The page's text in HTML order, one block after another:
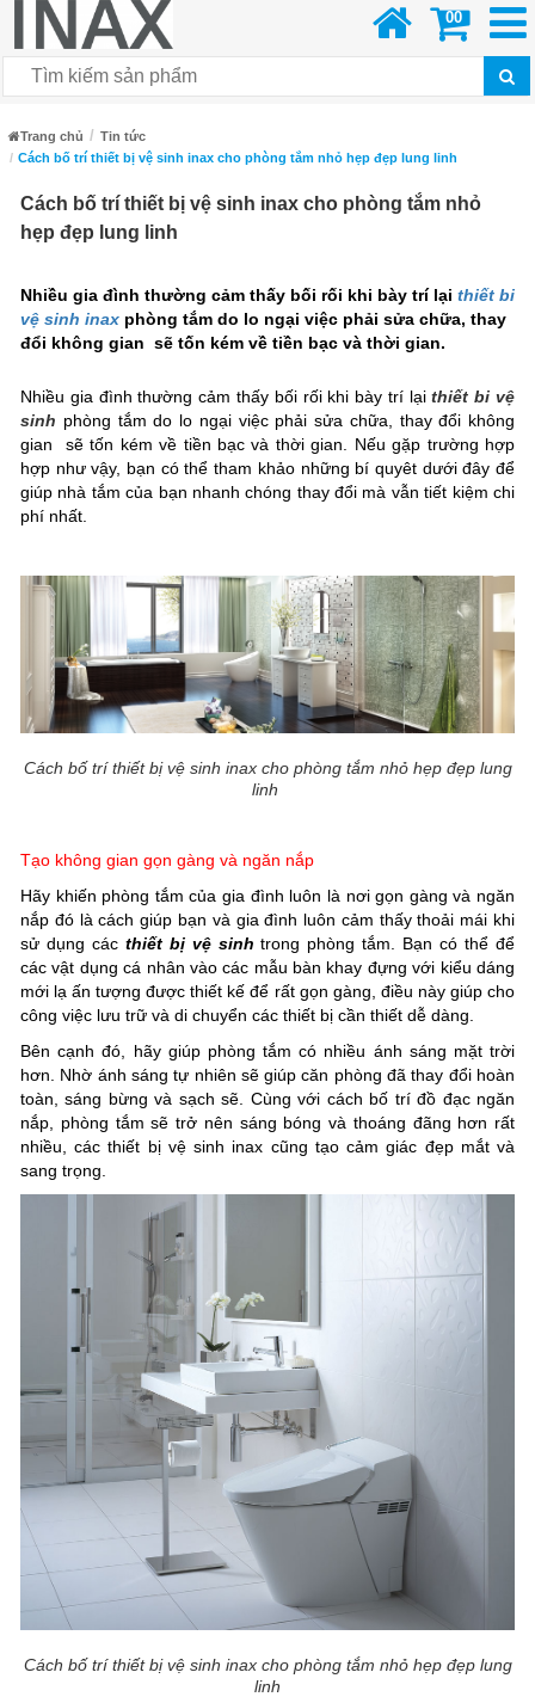
00
Trang chủ
Tin tức
Cách bố trí thiết bị vệ sinh inax cho phòng tắm nhỏ hẹp đẹp lung linh
Cách bố trí thiết bị vệ sinh inax cho phòng tắm nhỏ
hẹp đẹp lung linh
Nhiều gia đình thường cảm thấy bối rối khi bày trí lại thiết bi
vệ sinh inax phòng tắm do lo ngại việc phải sửa chữa, thay
đổi không gian sẽ tốn kém về tiền bạc và thời gian.
Nhiều gia đình thường cảm thấy bối rối khi bày trí lạithiết bi vệ
sinh phòng tắm do lo ngại việc phải sửa chữa, thay đổi không
gian sẽ tốn kém về tiền bạc và thời gian. Nếu gặp trường hợp
hợp như vậy, bạn có thể tham khảo những bí quyêt dưới đây để
giúp nhà tắm của bạn nhanh chóng thay đổi mà vẫn tiết kiệm chi
phí nhất.
Cách bố trí thiết bị vệ sinh inax cho phòng tắm nhỏ hẹp đẹp lung
linh
Tạo không gian gọn gàng và ngăn nắp
Hãy khiến phòng tắm của gia đình luôn là nơi gọn gàng và ngăn
nắp đó là cách giúp bạn và gia đình luôn cảm thấy thoải mái khi
sử dụng các thiết bị vệ sinh trong phòng tắm. Bạn có thể để
các vật dụng cá nhân vào các mẫu bàn khay đựng với kiểu dáng
mới lạ ấn tượng được thiết kế để rất gọn gàng, điều này giúp cho
công việc lưu trữ và di chuyển các thiết bị cần thiết dễ dàng.
Bên cạnh đó, hãy giúp phòng tắm có nhiều ánh sáng mặt trời
hơn. Nhờ ánh sáng tự nhiên sẽ giúp căn phòng đã thay đổi hoàn
toàn, sáng bừng và sạch sẽ. Cùng với cách bố trí đồ đạc ngăn
nắp, phòng tắm sẽ trở nên sáng bóng và thoáng đãng hơn rất
nhiều, các thiết bị vệ sinh inax cũng tạo cảm giác đẹp mắt và
sang trọng.
Cách bố trí thiết bị vệ sinh inax cho phòng tắm nhỏ hẹp đẹp lung
linh